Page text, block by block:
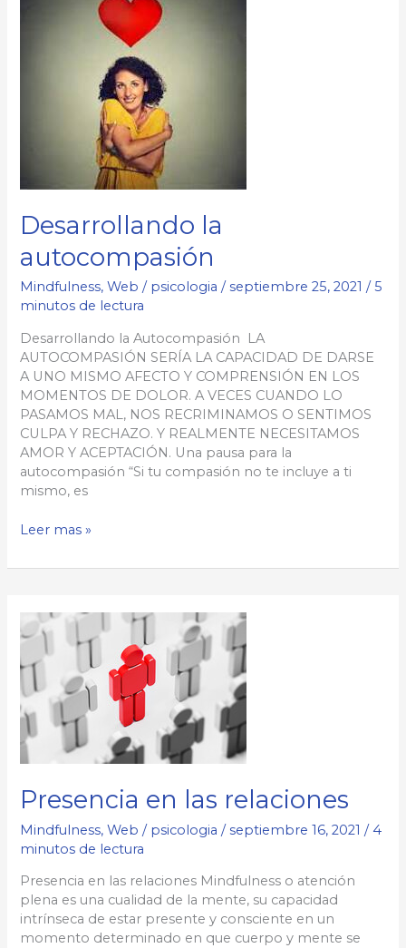
Desarrollando la
autocompasión
Mindfulness,Web / psicologia/septiembre 25, 2021/5
minutos de lectura
Desarrollando la Autocompasión LA
AUTOCOMPASIÓN SERÍA LA CAPACIDAD DE DARSE
A UNO MISMO AFECTO Y COMPRENSIÓN EN LOS
MOMENTOS DE DOLOR. A VECES CUANDO LO
PASAMOS MAL, NOS RECRIMINAMOS O SENTIMOS
CULPA Y RECHAZO. Y REALMENTE NECESITAMOS
AMOR Y ACEPTACIÓN. Una pausa para la
autocompasión “Si tu compasión no te incluye a ti
mismo, es
Desarrollando
autocompasión
Leer mas »
Presencia en las relaciones
Mindfulness,Web / psicologia/septiembre 16, 2021/ 4
minutos de lectura
Presencia en las relaciones Mindfulness o atención
plena es una cualidad de la mente, su capacidad
intrínseca de estar presente y consciente en un
momento determinado en que cuerpo y mente se